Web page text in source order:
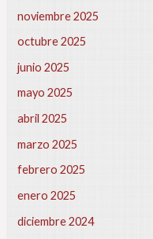
noviembre 2025
octubre 2025
junio 2025
mayo 2025
abril 2025
marzo 2025
febrero 2025
enero 2025
diciembre 2024